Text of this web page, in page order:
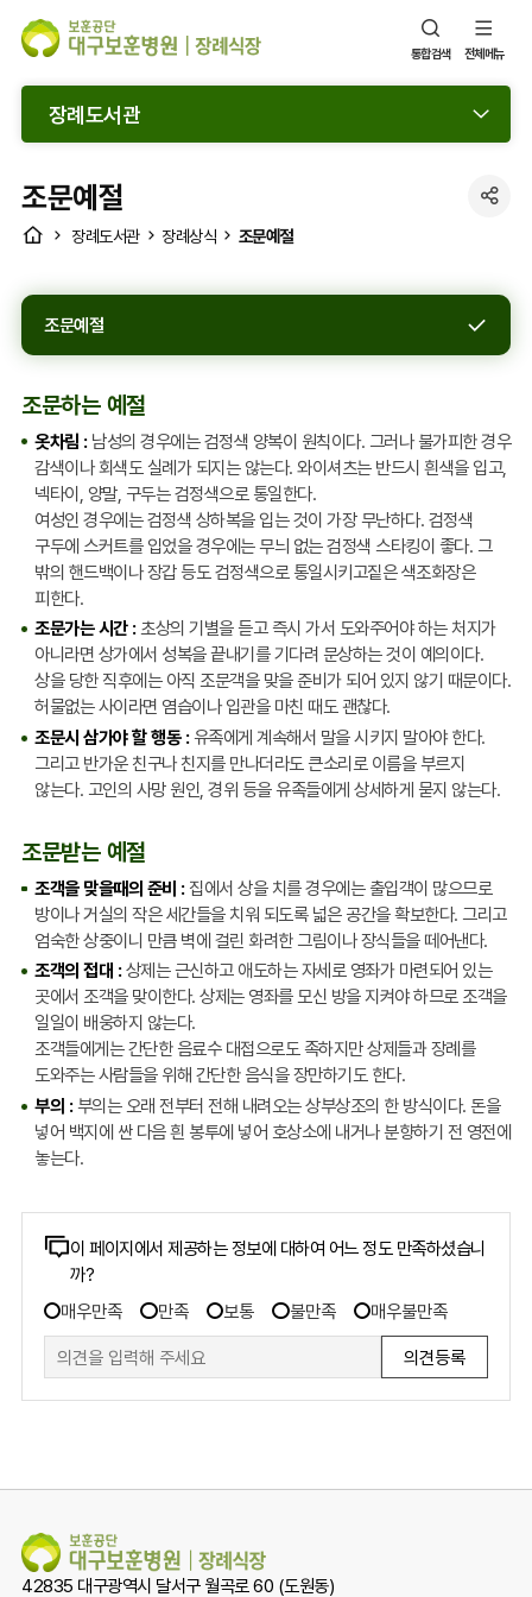
통합검색 전체메뉴
장례도서관
조문예절
HOME 장례도서관 장례상식 조문예절
SNS
열
조문예절
조문하는 예절
옷차림 : 남성의 경우에는 검정색 양복이 원칙이다. 그러나 불가피한 경우
감색이나 회색도 실례가 되지는 않는다. 와이셔츠는 반드시 흰색을 입고,
넥타이, 양말, 구두는 검정색으로 통일한다.
여성인 경우에는 검정색 상하복을 입는 것이 가장 무난하다. 검정색
구두에 스커트를 입었을 경우에는 무늬 없는 검정색 스타킹이 좋다. 그
밖의 핸드백이나 장갑 등도 검정색으로 통일시키고짙은 색조화장은
피한다.
조문가는 시간 :초상의 기별을 듣고 즉시 가서 도와주어야 하는 처지가
아니라면 상가에서 성복을 끝내기를 기다려 문상하는 것이 예의이다.
상을 당한 직후에는 아직 조문객을 맞을 준비가 되어 있지 않기 때문이다.
허물없는 사이라면 염습이나 입관을 마친 때도 괜찮다.
조문시 삼가야 할 행동 :유족에게 계속해서 말을 시키지 말아야 한다.
그리고 반가운 친구나 친지를 만나더라도 큰소리로 이름을 부르지
않는다. 고인의 사망 원인, 경위 등을 유족들에게 상세하게 묻지 않는다.
조문받는 예절
조객을 맞을때의 준비 : 집에서 상을 치를 경우에는 출입객이 많으므로
방이나 거실의 작은 세간들을 치워 되도록 넓은 공간을 확보한다. 그리고
엄숙한 상중이니 만큼 벽에 걸린 화려한 그림이나 장식들을 떼어낸다.
조객의 접대 :상제는 근신하고 애도하는 자세로 영좌가 마련되어 있는
곳에서 조객을 맞이한다. 상제는 영좌를 모신 방을 지켜야 하므로 조객을
일일이 배웅하지 않는다.
조객들에게는 간단한 음료수 대접으로도 족하지만 상제들과 장례를
도와주는 사람들을 위해 간단한 음식을 장만하기도 한다.
부의 :부의는 오래 전부터 전해 내려오는 상부상조의 한 방식이다. 돈을
넣어 백지에 싼 다음 흰 봉투에 넣어 호상소에 내거나 분향하기 전 영전에
놓는다.
콘
츠
만
족
도
이 페이지에서 제공하는 정보에 대하여 어느 정도 만족하셨습니
까?
만
족
도
조
사
매우만족 만족 보통 불만족 매우불만족
42835 대구광역시 달서구 월곡로 60 (도원동)